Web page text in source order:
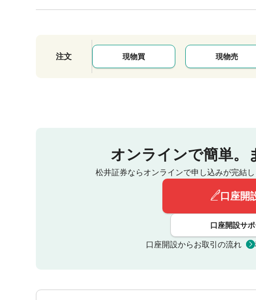
注文 現物買 現物売
オンラインで簡単。
松井証券ならオンラインで申し込みが完結し
口座開
口座開設サ
口座開設からお取引の流れ